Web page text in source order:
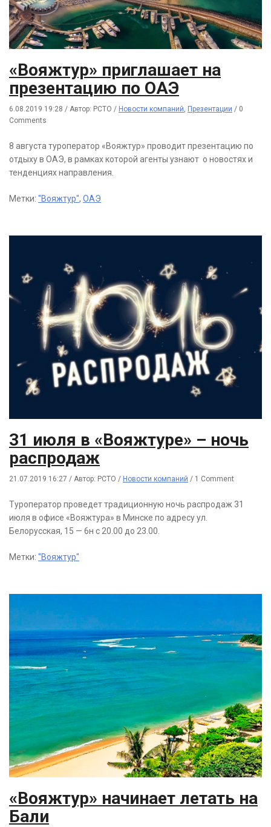
«Вояжтур» приглашает на
презентацию по ОАЭ
6.08.2019 19:28 / Автор: РСТО / Новости компаний, Презентации / 0
Comments
8 августа туроператор «Вояжтур» проводит презентацию по
отдыху в ОАЭ, в рамках которой агенты узнают о новостях и
тенденциях направления.
Метки: "Вояжтур", ОАЭ
31 июля в «Вояжтуре» – ночь
распродаж
21.07.2019 16:27 / Автор: РСТО / Новости компаний / 1 Comment
Туроператор проведет традиционную ночь распродаж 31
июля в офисе «Вояжтура» в Минске по адресу ул.
Белорусская, 15 — 6н с 20.00 до 23.00.
Метки: "Вояжтур"
«Вояжтур» начинает летать на
Бали